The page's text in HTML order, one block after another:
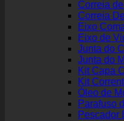
Correia
Correia
Eixo
Eixo de
Junta do
Junta do
Kit Capa
Kit
Óleo de
Parafuso
Pescador